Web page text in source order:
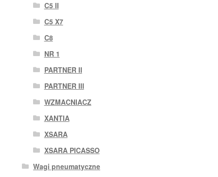
C5 II
C5 X7
C8
NR 1
PARTNER II
PARTNER III
WZMACNIACZ
XANTIA
XSARA
XSARA PICASSO
Wagi pneumatyczne